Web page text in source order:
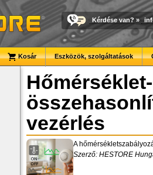
Kérdése van? »
Kosár Eszközök, szolgáltatások
vezérlés
A
Szerző: HESTORE